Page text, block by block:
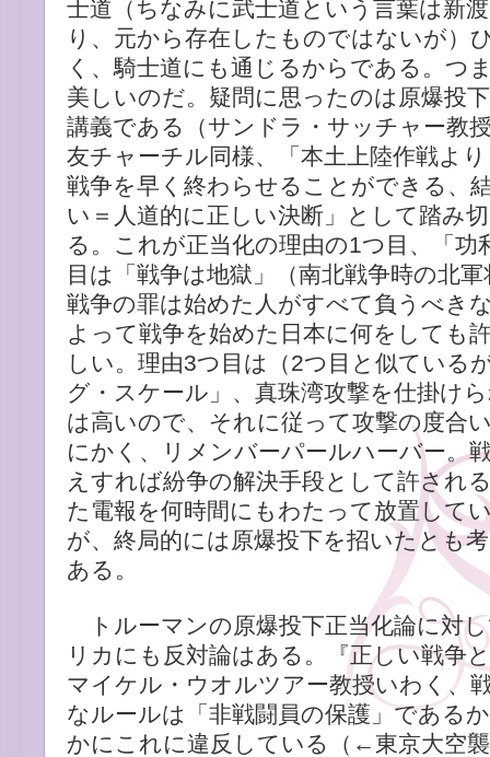
士道（ちなみに武士道という言葉は新
り、元から存在したものではないが）
く、騎士道にも通じるからである。つ
美しいのだ。疑問に思ったのは原爆投
講義である（サンドラ・サッチャー教
友チャーチル同様、「本土上陸作戦よ
戦争を早く終わらせることができる、
い＝人道的に正しい決断」として踏み
る。これが正当化の理由の1つ目、「功
目は「戦争は地獄」（南北戦争時の北
戦争の罪は始めた人がすべて負うべき
よって戦争を始めた日本に何をしても
しい。理由3つ目は（2つ目と似ている
グ・スケール」、真珠湾攻撃を仕掛け
は高いので、それに従って攻撃の度合
にかく、リメンバーパールハーバー。
えすれば紛争の解決手段として許され
た電報を何時間にもわたって放置して
が、終局的には原爆投下を招いたとも
ある。
トルーマンの原爆投下正当化論に対
リカにも反対論はある。『正しい戦争
マイケル・ウオルツアー教授いわく、
なルールは「非戦闘員の保護」である
かにこれに違反している（←東京大空